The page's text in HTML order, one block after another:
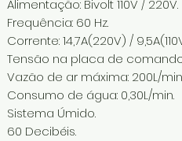
Alimentação: Bivolt 110V / 220V.
Frequência: 60 Hz.
Corrente: 14,7A(220V) /
Tensão na placa de
Vazão de ar máxima: 200L/
Consumo de água: 0,30L/min.
Sistema Úmido.
60 Decibéis.